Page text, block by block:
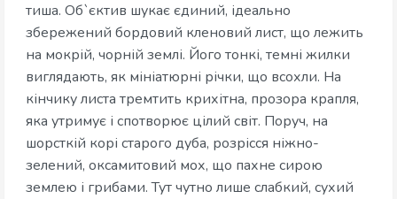
тиша. Об`єктив шукає єдиний, ідеально
збережений бордовий кленовий лист, що лежить
на мокрій, чорній землі. Його тонкі, темні жилки
виглядають, як мініатюрні річки, що всохли. На
кінчику листа тремтить крихітна, прозора крапля,
яка утримує і спотворює цілий світ. Поруч, на
шорсткій корі старого дуба, розрісся ніжно-
зелений, оксамитовий мох, що пахне сирою
землею і грибами. Тут чутно лише слабкий, сухий